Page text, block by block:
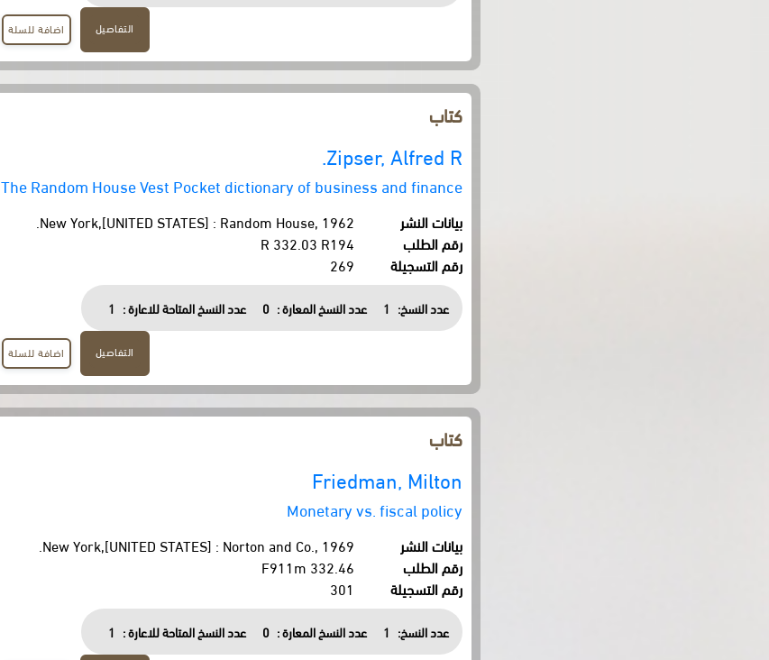
التفاصيل اضافة للسلة
كتاب
Zipser, Alfred R.
The Random House Vest Pocket dictionary of business and finance
بيانات النشر
New York,[UNITED STATES] : Random House, 1962.
رقم الطلب
R 332.03 R194
رقم التسجيلة
269
عدد النسخ: 1 عدد النسخ المعارة : 0 عدد النسخ المتاحة للاعارة : 1
التفاصيل اضافة للسلة
كتاب
Friedman, Milton
Monetary vs. fiscal policy
بيانات النشر
New York,[UNITED STATES] : Norton and Co., 1969.
رقم الطلب
332.46 F911m
رقم التسجيلة
301
عدد النسخ: 1 عدد النسخ المعارة : 0 عدد النسخ المتاحة للاعارة : 1